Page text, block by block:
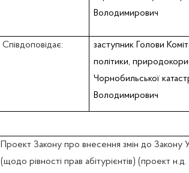
Володимирович
Співдоповідає:
заступник Голови
політики,
Чорнобильської
Володимирович
Проект Закону про внесення змін до Закону
(щодо рівності прав абітурієнтів) (проект